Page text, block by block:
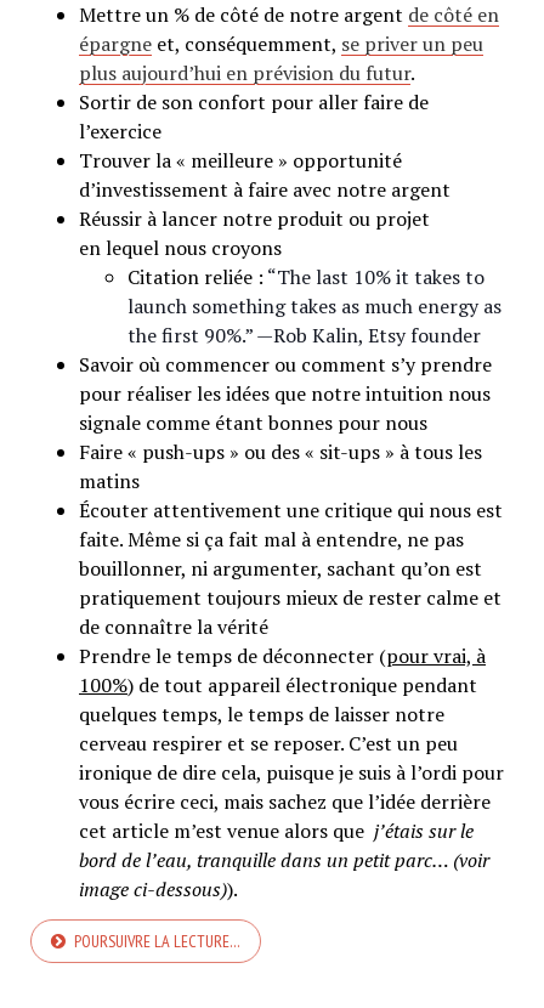
Mettre un % de côté de notre argent de côté en
épargne et, conséquemment, se priver un peu
plus aujourd’hui en prévision du futur.
Sortir de son confort pour aller faire de
l’exercice
Trouver la « meilleure » opportunité
d’investissement à faire avec notre argent
Réussir à lancer notre produit ou projet
en lequel nous croyons
Citation reliée : “The last 10% it takes to
launch something takes as much energy as
the first 90%.” —Rob Kalin, Etsy founder
Savoir où commencer ou comment s’y prendre
pour réaliser les idées que notre intuition nous
signale comme étant bonnes pour nous
Faire « push-ups » ou des « sit-ups » à tous les
matins
Écouter attentivement une critique qui nous est
faite. Même si ça fait mal à entendre, ne pas
bouillonner, ni argumenter, sachant qu’on est
pratiquement toujours mieux de rester calme et
de connaître la vérité
Prendre le temps de déconnecter (pour vrai, à
100%) de tout appareil électronique pendant
quelques temps, le temps de laisser notre
cerveau respirer et se reposer. C’est un peu
ironique de dire cela, puisque je suis à l’ordi pour
vous écrire ceci, mais sachez que l’idée derrière
cet article m’est venue alors que j’étais sur le
bord de l’eau, tranquille dans un petit parc… (voir
image ci-dessous)).
POURSUIVRE LA LECTURE…